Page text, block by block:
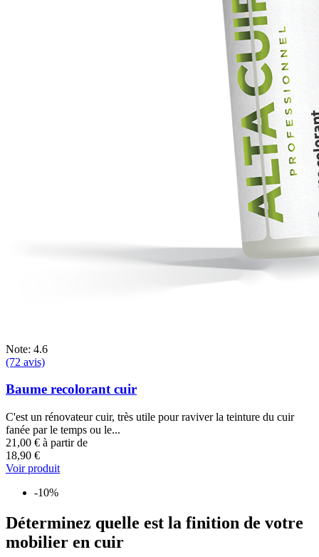
Note: 4.6
(72 avis)
Baume recolorant cuir
C'est un rénovateur cuir, très utile pour raviver la teinture du cuir
fanée par le temps ou le...
21,00 € à partir de
18,90 €
Voir produit
-10%
Déterminez quelle est la finition de votre
mobilier en cuir